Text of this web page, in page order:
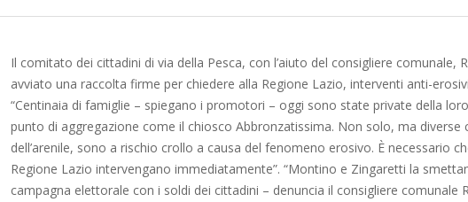
Il comitato dei cittadini di via della Pesca, con l’aiuto del consigliere comunale,
avviato una raccolta firme per chiedere alla Regione Lazio, interventi anti-
“Centinaia di famiglie – spiegano i promotori – oggi sono state private della
punto di aggregazione come il chiosco Abbronzatissima. Non solo, ma diverse
dell’arenile, sono a rischio crollo a causa del fenomeno erosivo. È necessario
Regione Lazio intervengano immediatamente”. “Montino e Zingaretti la
campagna elettorale con i soldi dei cittadini – denuncia il consigliere comunale